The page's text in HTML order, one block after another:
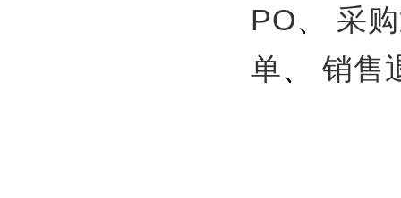
PO、 采
单、 销售